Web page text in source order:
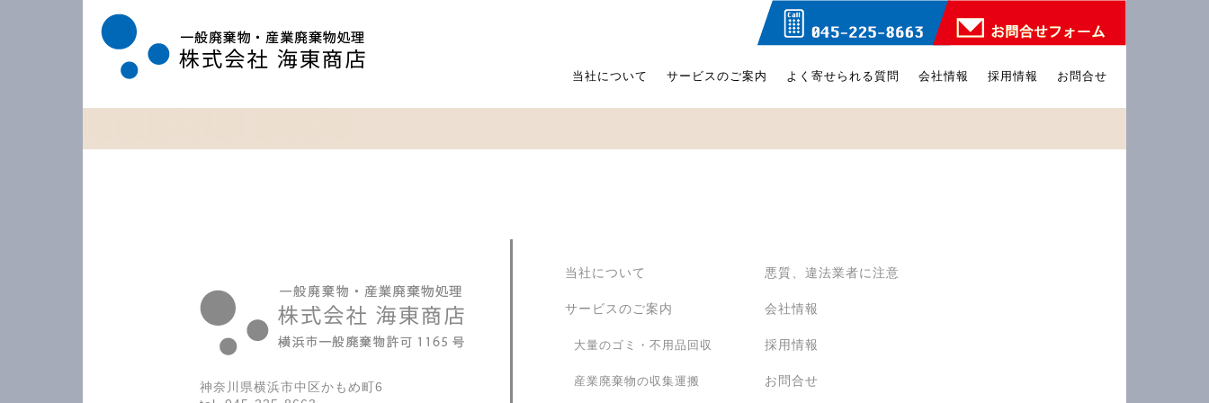
当社について サービスのご案内 よく寄せられる質問 会社情報 採用情報 お問合せ
神奈川県横浜市中区かもめ町6
当社について
サービスのご案内
大量のゴミ・不用品回収
産業廃棄物の収集運搬
悪質、違法業者に注意
会社情報
採用情報
お問合せ